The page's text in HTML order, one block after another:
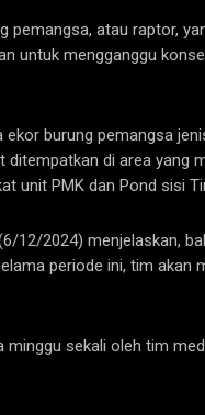
atau raptor,
untuk mengganggu
burung pemangsa
di area yang
unit PMK dan Pond sisi
12/2024) menjelaskan,
periode ini, tim
sekali oleh tim